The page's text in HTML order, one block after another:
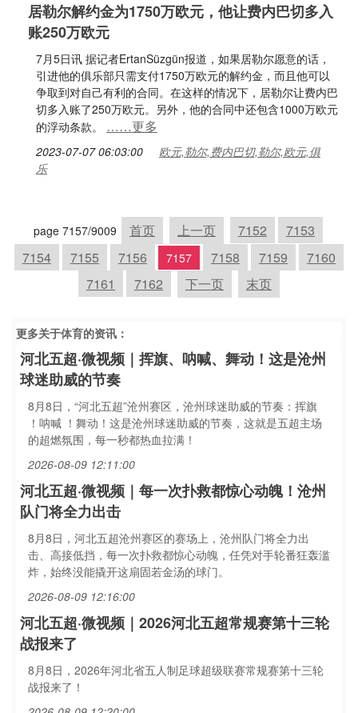
居勒尔解约金为1750万欧元，他让费内巴切多入
账250万欧元
7月5日讯 据记者ErtanSüzgün报道，如果居勒尔愿意的话，
引进他的俱乐部只需支付1750万欧元的解约金，而且他可以
争取到对自己有利的合同。在这样的情况下，居勒尔让费内巴
切多入账了250万欧元。另外，他的合同中还包含1000万欧元
的浮动条款。 ……更多
2023-07-07 06:03:00
欧元,勒尔,费内巴切,勒尔,欧元,俱
乐
page 7157/9009 首页 上一页 7152
7153
7154
7155 7156 7157 7158 7159
7160
7161
7162 下一页 末页
更多关于体育的资讯：
河北五超·微视频｜挥旗、呐喊、舞动！这是沧州
球迷助威的节奏
8月8日，“河北五超”沧州赛区，沧州球迷助威的节奏：挥旗
！呐喊 ！舞动！这是沧州球迷助威的节奏，这就是五超主场
的超燃氛围，每一秒都热血拉满！
2026-08-09 12:11:00
河北五超·微视频｜每一次扑救都惊心动魄！沧州
队门将全力出击
8月8日，河北五超沧州赛区的赛场上，沧州队门将全力出
击、高接低挡，每一次扑救都惊心动魄，任凭对手轮番狂轰滥
炸，始终没能撬开这扇固若金汤的球门。
2026-08-09 12:16:00
河北五超·微视频｜2026河北五超常规赛第十三轮
战报来了
8月8日，2026年河北省五人制足球超级联赛常规赛第十三轮
战报来了！